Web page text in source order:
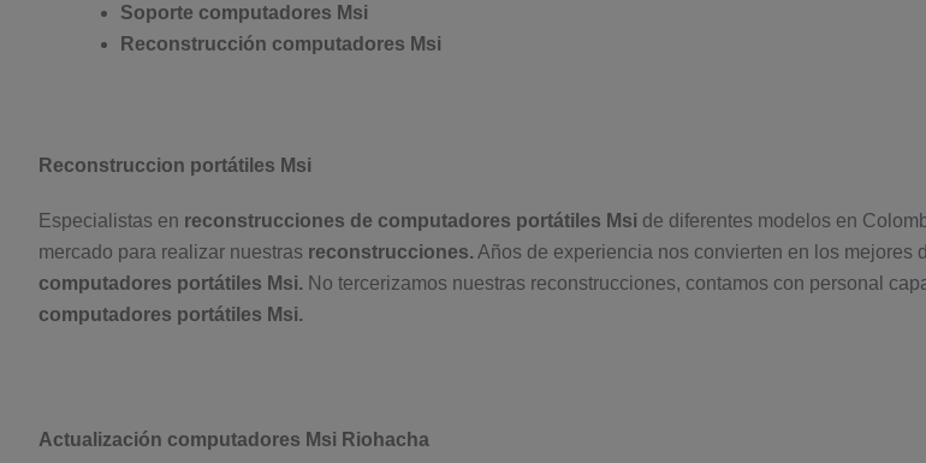
Soporte computadores Msi
Reconstrucción computadores Msi
Reconstruccion portátiles Msi
Especialistas en reconstrucciones de computadores portátiles Msi de diferentes modelos en
mercado para realizar nuestras reconstrucciones. Años de experiencia nos convierten en los mejores
computadores portátiles Msi. No tercerizamos nuestras reconstrucciones, contamos con personal
computadores portátiles Msi.
Actualización computadores Msi Riohacha